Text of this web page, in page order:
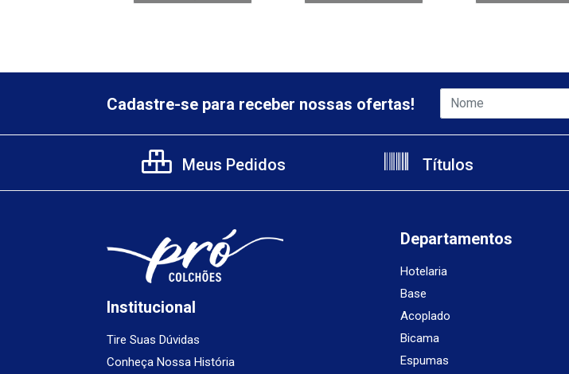
Cadastre-se para receber nossas ofertas!
Meus Pedidos Títulos
Institucional
Tire Suas Dúvidas
Conheça Nossa História
Departamentos
Hotelaria
Base
Acoplado
Bicama
Espumas